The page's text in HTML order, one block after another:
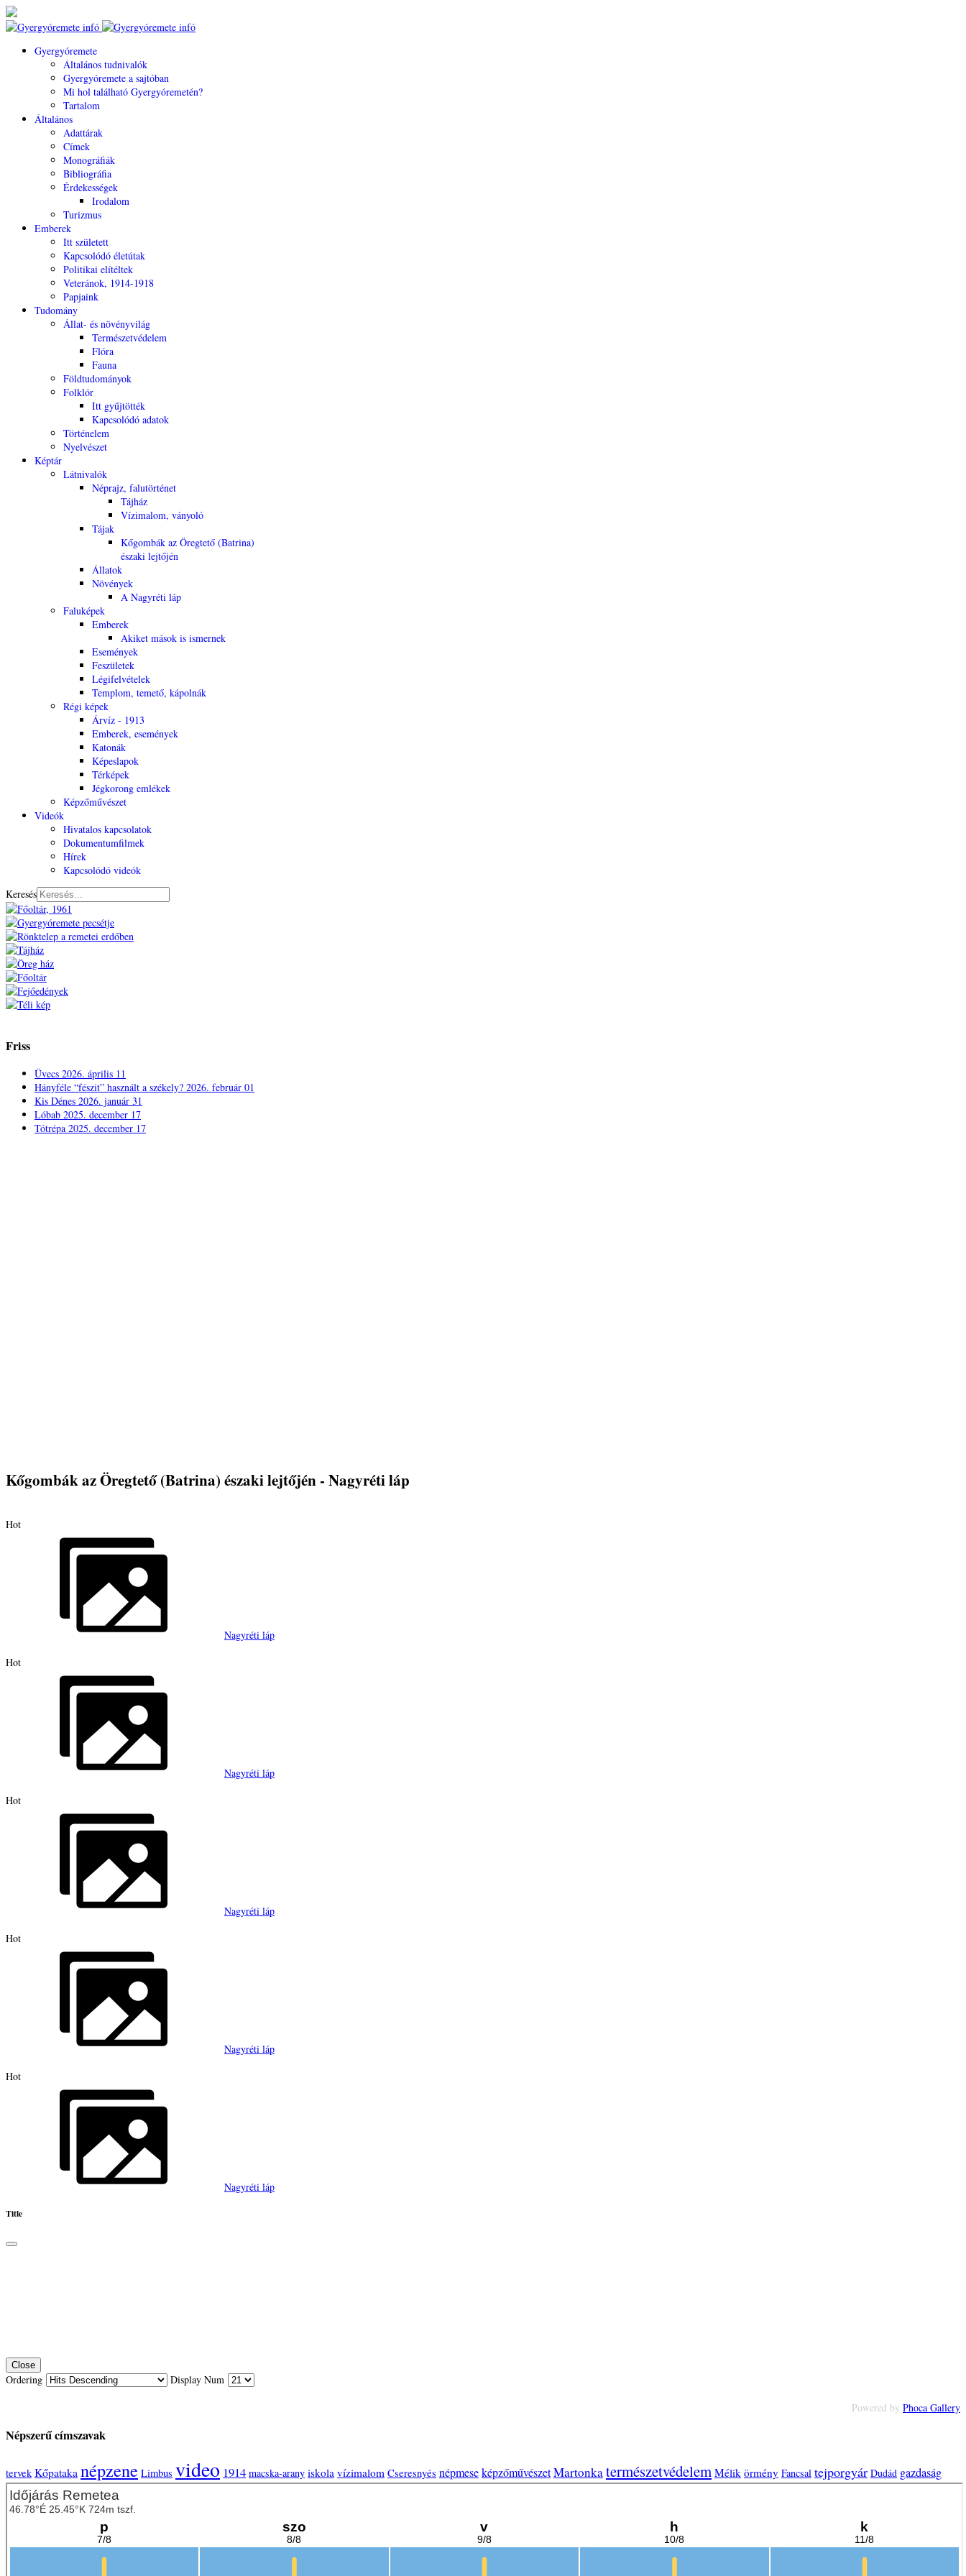
Gyergyóremete
Általános tudnivalók
Gyergyóremete a sajtóban
Mi hol található Gyergyóremetén?
Tartalom
Általános
Adattárak
Címek
Monográfiák
Bibliográfia
Érdekességek
Irodalom
Turizmus
Emberek
Itt született
Kapcsolódó életútak
Politikai elítéltek
Veteránok, 1914-1918
Papjaink
Tudomány
Állat- és növényvilág
Természetvédelem
Flóra
Fauna
Földtudományok
Folklór
Itt gyűjtötték
Kapcsolódó adatok
Történelem
Nyelvészet
Képtár
Látnivalók
Néprajz, falutörténet
Tájház
Vízimalom, ványoló
Tájak
Kőgombák az Öregtető (Batrina)
északi lejtőjén
Állatok
Növények
A Nagyréti láp
Faluképek
Emberek
Akiket mások is ismernek
Események
Feszületek
Légifelvételek
Templom, temető, kápolnák
Régi képek
Árvíz - 1913
Emberek, események
Katonák
Képeslapok
Térképek
Jégkorong emlékek
Képzőművészet
Videók
Hivatalos kapcsolatok
Dokumentumfilmek
Hírek
Kapcsolódó videók
Keresés
Friss
Üvecs 2026. április 11
Hányféle “fészit” használt a székely? 2026. február 01
Kis Dénes 2026. január 31
Lóbab 2025. december 17
Tótrépa 2025. december 17
Kőgombák az Öregtető (Batrina) északi lejtőjén - Nagyréti láp
Hot
Nagyréti láp
Hot
Nagyréti láp
Hot
Nagyréti láp
Hot
Nagyréti láp
Hot
Nagyréti láp
Title
Close
Ordering Display Num
Powered by Phoca Gallery
Népszerű címszavak
tervek Kőpataka népzene Limbus video 1914 macska-arany iskola vízimalom Cseresnyés népmeseképzőművészetMartonkatermészetvédelem Mélik örmény Fancsal tejporgyár Dudád gazdaság